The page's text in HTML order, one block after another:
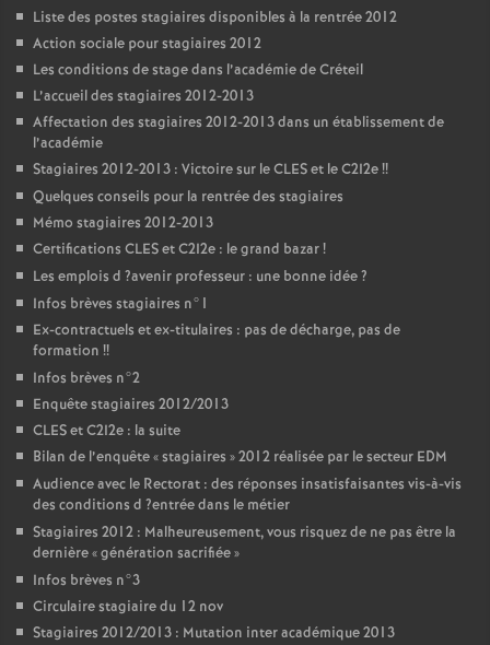
Liste des postes stagiaires disponibles à la rentrée 2012
Action sociale pour stagiaires 2012
Les conditions de stage dans l’académie de Créteil
L’accueil des stagiaires 2012-2013
Affectation des stagiaires 2012-2013 dans un établissement de
l’académie
Stagiaires 2012-2013 : Victoire sur leCLESet le C2I2e!!
Quelques conseils pour la rentrée des stagiaires
Mémo stagiaires 2012-2013
Certifications CLESet C2I2e : le grand bazar!
Les emplois d ?avenir professeur : une bonne idée?
Infos brèves stagiaires n°1
Ex-contractuels et ex-titulaires : pas de décharge, pas de
formation !!
Infos brèves n°2
Enquête stagiaires 2012/2013
CLESet C2I2e : la suite
Bilan de l’enquête «stagiaires » 2012 réalisée par le secteur EDM
Audience avec le Rectorat : des réponses insatisfaisantes vis-à-vis
des conditions d ?entrée dans le métier
Stagiaires 2012 : Malheureusement, vous risquez de ne pas être la
dernière «génération sacrifiée»
Infos brèves n°3
Circulaire stagiaire du 12 nov
Stagiaires 2012/2013 : Mutation inter académique 2013